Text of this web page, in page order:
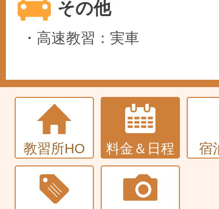
その他
・高速教習：実車
教習所HO 料金＆日程 宿